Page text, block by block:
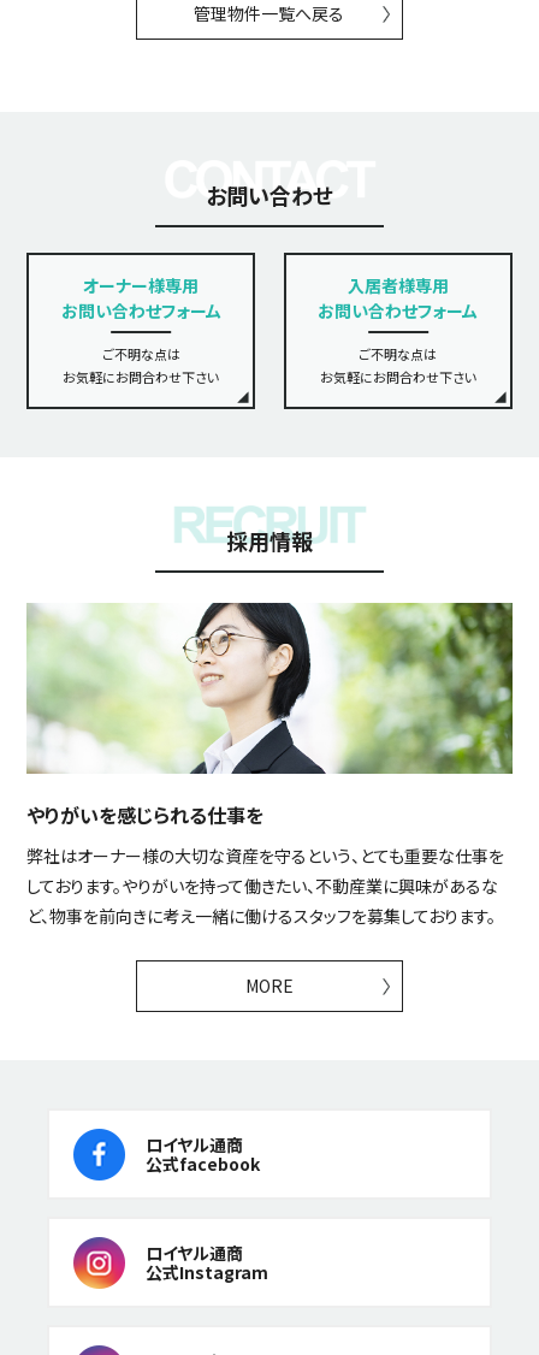
管理物件一覧へ戻る
お問い合わせ
オーナー様専用
お問い合わせフォーム
ご不明な点は
お気軽にお問合わせ下さい
入居者様専用
お問い合わせフォーム
ご不明な点は
お気軽にお問合わせ下さい
採用情報
やりがいを感じられる仕事を
弊社はオーナー様の大切な資産を守るという、とても重要な仕事を
しております。やりがいを持って働きたい、不動産業に興味があるな
ど、物事を前向きに考え一緒に働けるスタッフを募集しております。
MORE
ロイヤル通商
公式facebook
ロイヤル通商
公式Instagram